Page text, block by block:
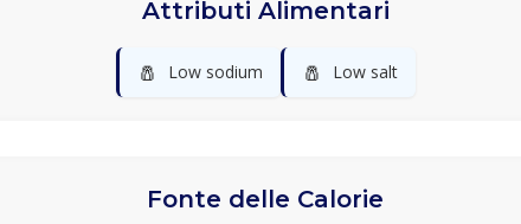
Attributi Alimentari
🧂 Low sodium 🧂 Low salt
Fonte delle Calorie